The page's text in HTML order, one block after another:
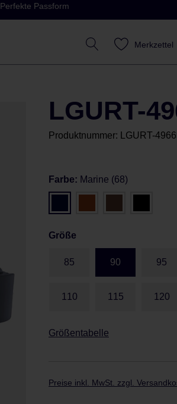
Perfekte Passform
Merkzettel
LGURT-
Produktnummer: LGURT-
Farbe: Marine (68)
Größe
85 90 95
110 115 120
Größentabelle
Preise inkl. MwSt. zzgl.